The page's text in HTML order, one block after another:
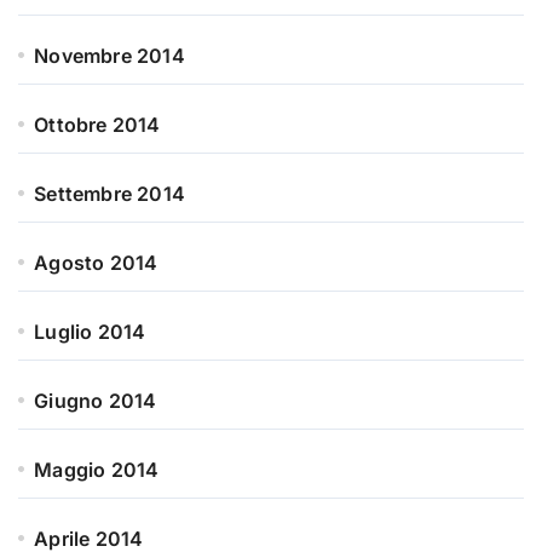
Novembre 2014
Ottobre 2014
Settembre 2014
Agosto 2014
Luglio 2014
Giugno 2014
Maggio 2014
Aprile 2014